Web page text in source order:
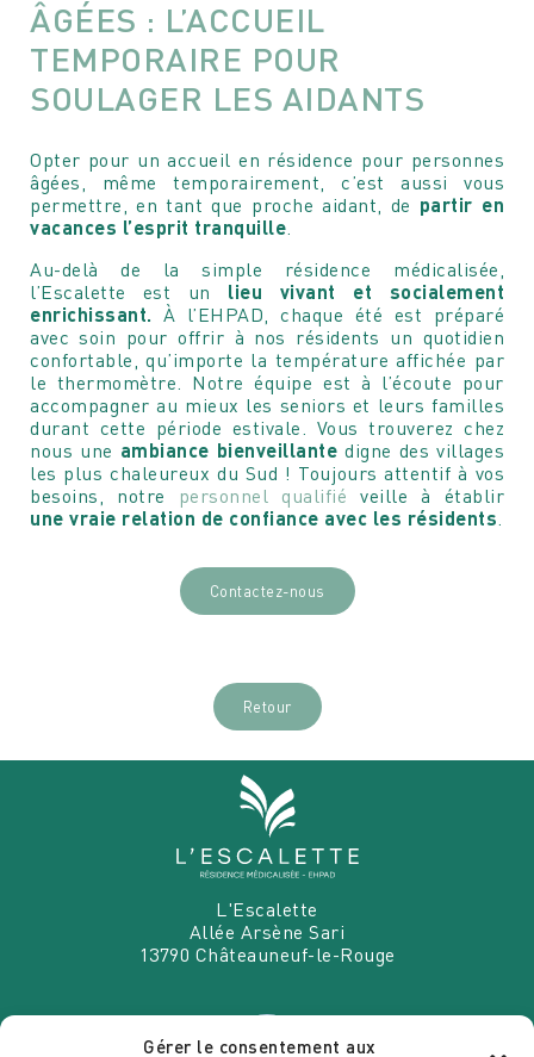
Gérer le consentement aux
ÂGÉES : L’ACCUEIL
TEMPORAIRE POUR
SOULAGER LES AIDANTS
Opter pour un accueil en résidence pour personnes
âgées, même temporairement, c’est aussi vous
permettre, en tant que proche aidant, de partir en
vacances l’esprit tranquille
Au-delà de la simple résidence médicalisée,
l’Escalette est un lieu vivant et socialement
enrichissant. À l’EHPAD, chaque été est préparé
avec soin pour offrir à nos résidents un quotidien
confortable, qu’importe la température affichée par
le thermomètre. Notre équipe est à l’écoute pour
accompagner au mieux les seniors et leurs familles
durant cette période estivale. Vous trouverez chez
nous une ambiance bienveillante digne des villages
les plus chaleureux du Sud ! Toujours attentif à vos
besoins, notre
personnel qualifié veille à établir
une vraie relation de confiance avec les résidents
Contactez-nous
Retour
L'Escalette
Allée Arsène Sari
13790 Châteauneuf-le-Rouge